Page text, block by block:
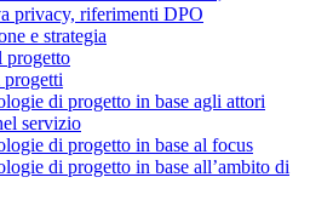
privacy, riferimenti DPO
e strategia
progetto
di progetto in base agli attori
servizio
di progetto in base al focus
di progetto in base all’ambito di